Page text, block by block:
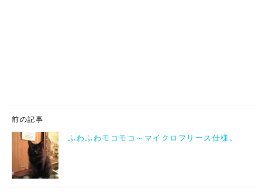
前の記事
ふわふわモコモコ～マイクロフリース仕様。